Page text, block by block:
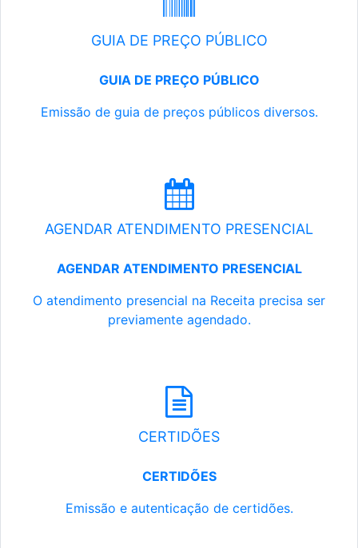
GUIA DE PREÇO PÚBLICO
GUIA DE PREÇO PÚBLICO
Emissão de guia de preços públicos diversos.
AGENDAR ATENDIMENTO PRESENCIAL
AGENDAR ATENDIMENTO PRESENCIAL
O atendimento presencial na Receita precisa ser
previamente agendado.
CERTIDÕES
CERTIDÕES
Emissão e autenticação de certidões.